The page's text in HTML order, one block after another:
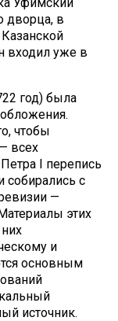
дворца, в
входил уже в
год) была
чтобы
всех
I перепись
собирались с
—
этих
и
основным
источник.